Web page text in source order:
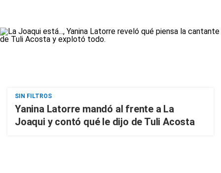
SIN FILTROS
Yanina Latorre mandó al frente a La
Joaqui y contó qué le dijo de Tuli Acosta